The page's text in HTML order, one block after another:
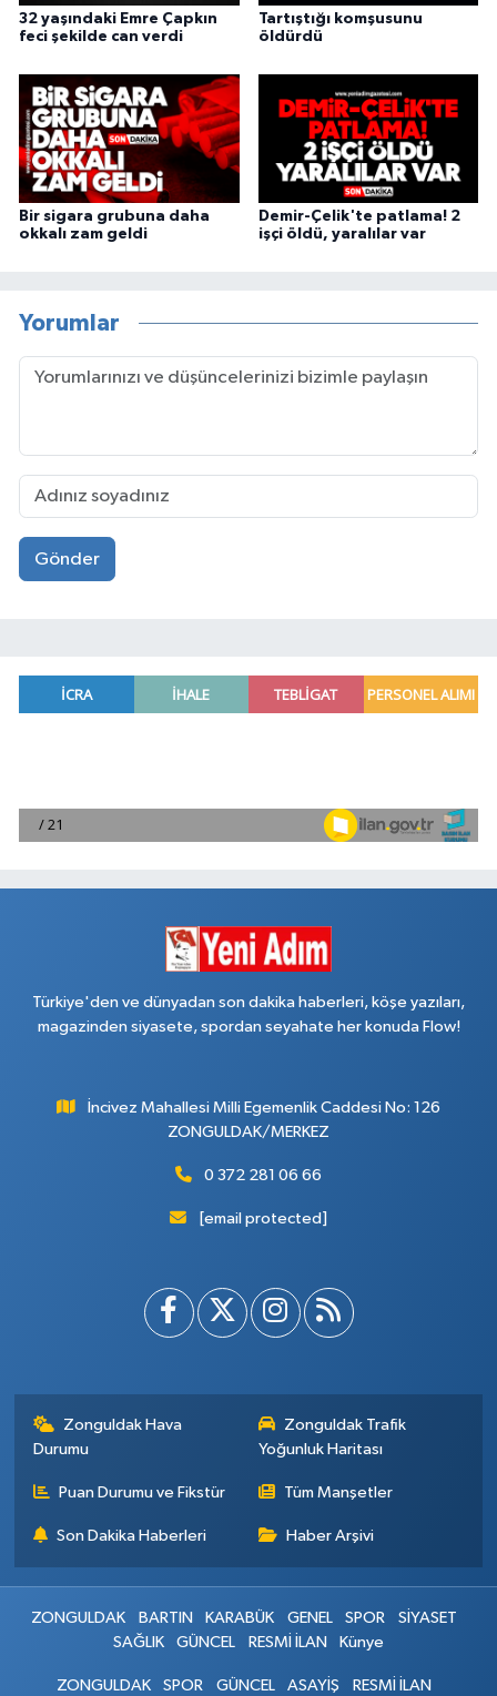
32 yaşındaki Emre Çapkın
feci şekilde can verdi
Tartıştığı komşusunu
öldürdü
Bir sigara grubuna daha
okkalı zam geldi
Demir-Çelik'te patlama! 2
işçi öldü, yaralılar var
Yorumlar
Gönder
Türkiye'den ve dünyadan son dakika haberleri, köşe yazıları,
magazinden siyasete, spordan seyahate her konuda Flow!
İncivez Mahallesi Milli Egemenlik Caddesi No: 126
ZONGULDAK/MERKEZ
0 372 281 06 66
[email protected]
Zonguldak Hava
Durumu
Zonguldak Trafik
Yoğunluk Haritası
Puan Durumu ve Fikstür Tüm Manşetler
Son Dakika Haberleri Haber Arşivi
ZONGULDAK BARTIN KARABÜK GENEL SPOR
SİYASET
SAĞLIK
GÜNCEL RESMİ İLAN Künye
ZONGULDAK SPOR GÜNCEL ASAYİŞ RESMİ İLAN